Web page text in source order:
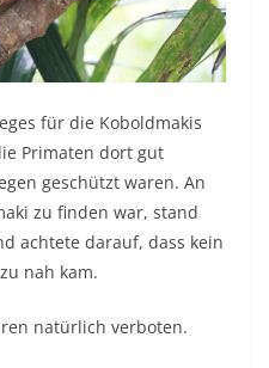
für die Koboldmakis
Primaten dort gut
geschützt waren. An
zu finden war, stand
achtete darauf, dass kein
nah kam.
natürlich verboten.